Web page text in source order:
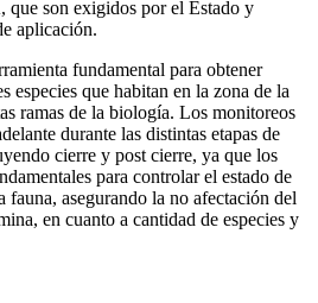
son exigidos por el Estado y
aplicación.
fundamental para obtener
especies que habitan en la zona de la
ramas de la biología. Los monitoreos
durante las distintas etapas de
cierre y post cierre, ya que los
para controlar el estado de
asegurando la no afectación del
en cuanto a cantidad de especies y